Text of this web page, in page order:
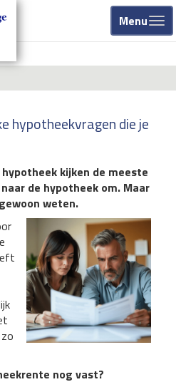
Menu
hypotheekvragen die je
kijken de meeste
de hypotheek om. Maar
weten.
nog vast?